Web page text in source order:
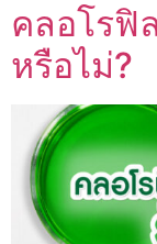
คลอโรฟิ
หรือไม่?